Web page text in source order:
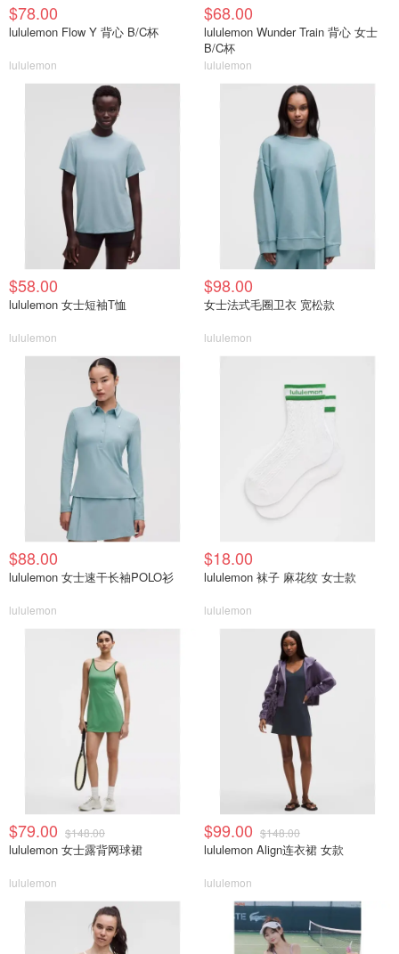
$78.00
lululemon Flow Y 背心 B/C杯
lululemon
$68.00
lululemon Wunder Train 背心 女士
B/C杯
lululemon
$58.00
lululemon 女士短袖T恤
lululemon
$98.00
女士法式毛圈卫衣 宽松款
lululemon
$88.00
lululemon 女士速干长袖POLO衫
lululemon
$18.00
lululemon 袜子 麻花纹 女士款
lululemon
$79.00 $148.00
lululemon 女士露背网球裙
lululemon
$99.00 $148.00
lululemon Align连衣裙 女款
lululemon